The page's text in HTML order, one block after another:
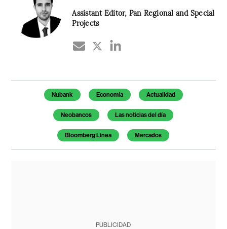
Assistant Editor, Pan Regional and Special
Projects
Temas de este artículo
Nubank Economía Actualidad
Neobancos Las noticias del día
Bloomberg Línea Mercados
PUBLICIDAD